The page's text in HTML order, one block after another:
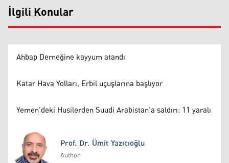
İlgili Konular
Ahbap Derneğine kayyum atandı
Katar Hava Yolları, Erbil uçuşlarına başlıyor
Yemen'deki Husilerden Suudi Arabistan'a saldırı: 11 yaralı
Prof. Dr. Ümit Yazıcıoğlu
Author